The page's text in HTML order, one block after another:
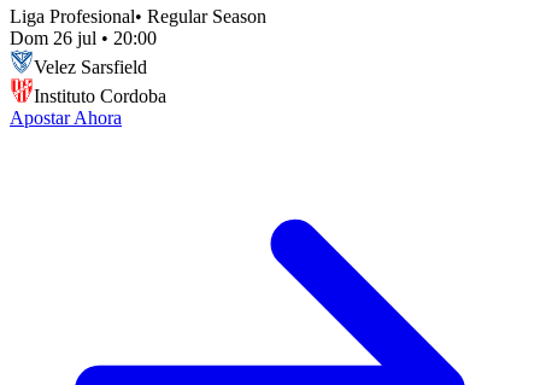
Liga Profesional• Regular Season
Dom 26 jul • 20:00
Velez Sarsfield
Instituto Cordoba
Apostar Ahora